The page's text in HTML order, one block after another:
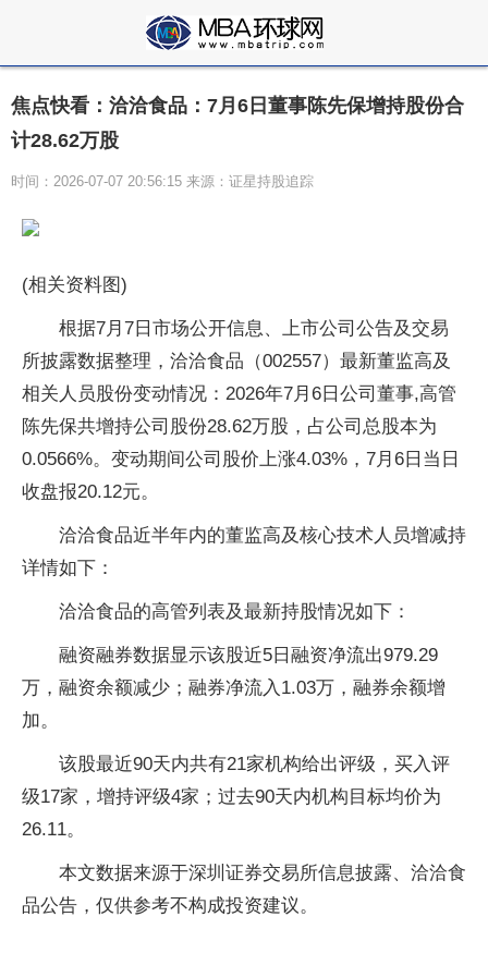
焦点快看：洽洽食品：7月6日董事陈先保增持股份合
计28.62万股
时间：2026-07-07 20:56:15 来源：证星持股追踪
(相关资料图)
根据7月7日市场公开信息、上市公司公告及交易
所披露数据整理，洽洽食品（002557）最新董监高及
相关人员股份变动情况：2026年7月6日公司董事,高管
陈先保共增持公司股份28.62万股，占公司总股本为
0.0566%。变动期间公司股价上涨4.03%，7月6日当日
收盘报20.12元。
洽洽食品近半年内的董监高及核心技术人员增减持
详情如下：
洽洽食品的高管列表及最新持股情况如下：
融资融券数据显示该股近5日融资净流出979.29
万，融资余额减少；融券净流入1.03万，融券余额增
加。
该股最近90天内共有21家机构给出评级，买入评
级17家，增持评级4家；过去90天内机构目标均价为
26.11。
本文数据来源于深圳证券交易所信息披露、洽洽食
品公告，仅供参考不构成投资建议。